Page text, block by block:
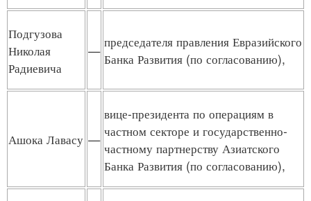
Подгузова
Николая
Радиевича
—
председателя правления Евразийского
Банка Развития (по согласованию),
Ашока Лавасу —
вице-президента по операциям в
частном секторе и государственно-
частному партнерству Азиатского
Банка Развития (по согласованию),